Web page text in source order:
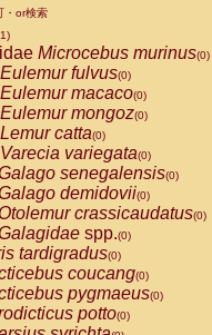
nigrivittatus
boliviensis(0)
sciureus(0)
caraya(0)
fusca(0)
seniculus
spp.(0)
belzebuth(0)
geoffroyi(0)
paniscus(0)
spp.(0)
lagothricha
lagothricha cana
Cacajao calvus
Callicebus cupreus
Callicebus donacophilus
・or検索
Microcebus murinus(0)
Eulemur fulvus(0)
Eulemur macaco(0)
Eulemur mongoz(0)
Lemur catta(0)
Varecia variegata(0)
senegalensis(0)
demidovii(0)
Otolemur crassicaudatus(0)
spp.(0)
tardigradus(0)
coucang(0)
pygmaeus(0)
potto(0)